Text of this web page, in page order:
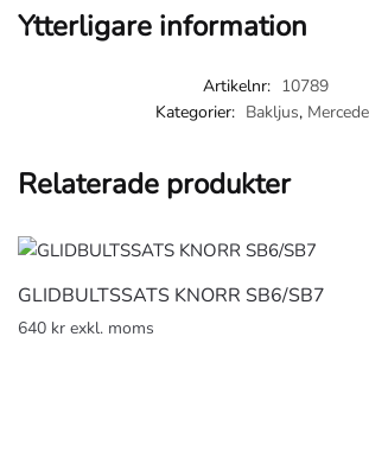
MP4
Ytterligare information
Artikelnr: 10789
Kategorier: Bakljus,
Relaterade produkter
GLIDBULTSSATS KNORR SB6/SB7
640 kr exkl. moms